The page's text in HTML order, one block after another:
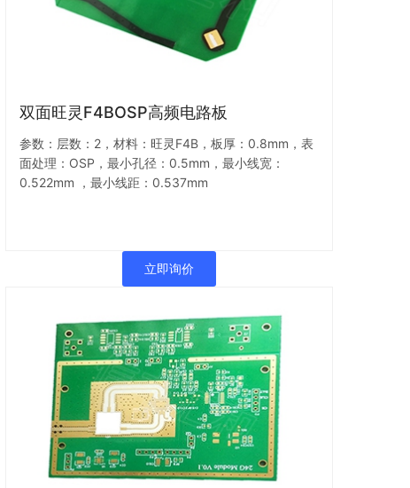
双面旺灵F4BOSP高频电路板
参数：层数：2，材料：旺灵F4B，板厚：0.8mm，表
面处理：OSP，最小孔径：0.5mm，最小线宽：
0.522mm ，最小线距：0.537mm
立即询价